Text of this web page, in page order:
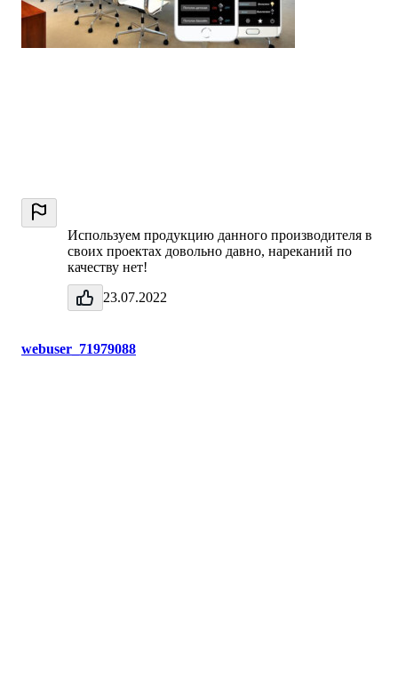
Используем продукцию данного производителя в
своих проектах довольно давно, нареканий по
качеству нет!
23.07.2022
webuser_71979088